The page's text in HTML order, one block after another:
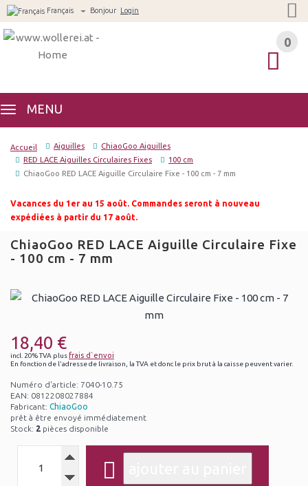
Français Bonjour Login
0
MENU
0
Accueil Aiguilles
ChiaoGoo Aiguilles
RED LACE Aiguilles Circulaires Fixes
100 cm
ChiaoGoo RED LACE Aiguille Circulaire Fixe - 100 cm - 7 mm
Vacances du 1er au 15 août. Commandes seront à nouveau
expédiées à partir du 17 août.
ChiaoGoo RED LACE Aiguille Circulaire Fixe
- 100 cm - 7 mm
18,40 €
incl. 20% TVA plusfrais d`envoi
En fonction de l'adresse de livraison, la TVA et donc le prix brut à la caisse peuvent varier.
Numéro d'article: 7040-10.75
EAN: 0812208027884
Fabricant: ChiaoGoo
prêt à être envoyé immédiatement
Stock: 2 pièces disponible